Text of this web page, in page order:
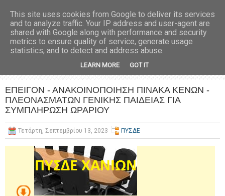
ΕΠΕΙΓΟΝ - ΑΝΑΚΟΙΝΟΠΟΙΗΣΗ ΠΙΝΑΚΑ ΚΕΝΩΝ -
ΠΛΕΟΝΑΣΜΑΤΩΝ ΓΕΝΙΚΗΣ ΠΑΙΔΕΙΑΣ ΓΙΑ
ΣΥΜΠΛΗΡΩΣΗ ΩΡΑΡΙΟΥ
Τετάρτη, Σεπτεμβρίου 13, 2023 ΠΥΣΔΕ
This site uses cookies from Google to deliver its services
and to analyze traffic. Your IP address and user-agent are
shared with Google along with performance and security
metrics to ensure quality of service, generate usage
statistics, and to detect and address abuse.
LEARN MORE GOT IT